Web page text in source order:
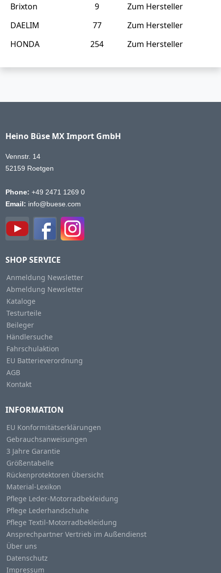
Brixton 9
Zum Hersteller
DAELIM
77
Zum Hersteller
HONDA
254 Zum Hersteller
Heino Büse MX Import GmbH
Vennstr. 14
52159 Roetgen
Phone: +49 2471 1269 0
Email: info@buese.com
SHOP SERVICE
Anmeldung Newsletter
Abmeldung Newsletter
Kataloge
Testurteile
Beileger
Händlersuche
Fahrschulaktion
EU Batterieverordnung
AGB
Kontakt
INFORMATION
EU Konformitätserklärungen
Gebrauchsanweisungen
3 Jahre Garantie
Größentabelle
Rückenprotektoren Übersicht
Material-Lexikon
Pflege Leder-Motorradbekleidung
Pflege Lederhandschuhe
Pflege Textil-Motorradbekleidung
Ansprechpartner Vertrieb im Außendienst
Über uns
Datenschutz
Impressum